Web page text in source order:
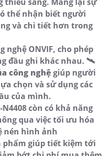
thể nhận biết người
và chi tiết hơn trong
nghệ ONVIF, cho phép
đầu ghi khác nhau. 🛰
công nghệgiúp người
chọn và sử dụng các
của mình.
N4408 còn có khả năng
qua việc tối ưu hóa
nén hình ảnh
phẩm giúp tiết kiệm tới